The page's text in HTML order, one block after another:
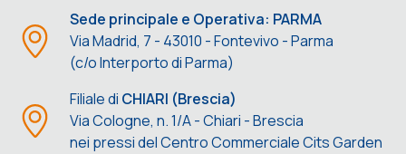
Sede principale e Operativa: PARMA
Via Madrid, 7 - 43010 - Fontevivo - Parma
(c/o Interporto di Parma)
Filiale di CHIARI (Brescia)
Via Cologne, n. 1/A - Chiari - Brescia
nei pressi del Centro Commerciale Cits Garden